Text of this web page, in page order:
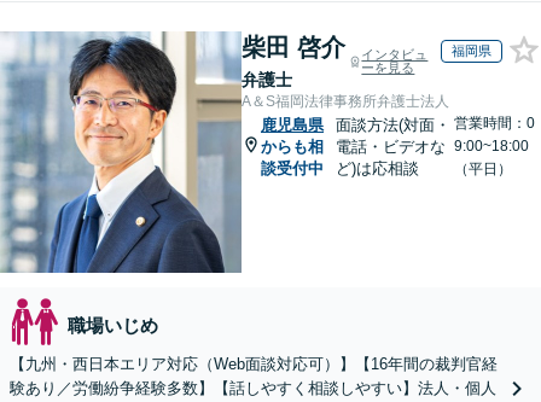
柴田 啓介
弁護士
インタビュ
ーを見る
福岡県
A＆S福岡法律事務所弁護士法人
鹿児島県
からも相
談受付中
面談方法(対面・
電話・ビデオな
ど)は応相談
営業時間：0
9:00~18:00
（平日）
職場いじめ
【九州・西日本エリア対応（Web面談対応可）】【16年間の裁判官経
験あり／労働紛争経験多数】【話しやすく相談しやすい】法人・個人